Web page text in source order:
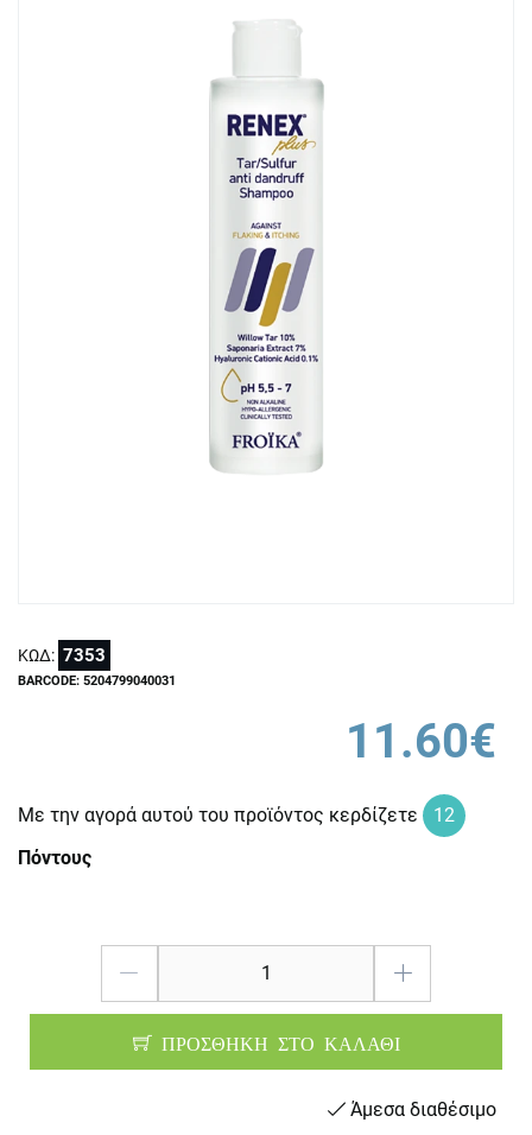
ΚΩΔ: 7353
BARCODE: 5204799040031
11.60€
Με την αγορά αυτού του προϊόντος κερδίζετε
12
Πόντους
ΠΡΟΣΘΗΚΗ ΣΤΟ ΚΑΛΑΘΙ
Άμεσα διαθέσιμο